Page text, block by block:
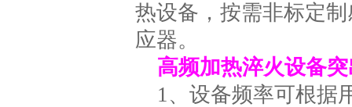
热设备，按需非标定
应器。
高频加热淬火设备
1、设备频率可根据